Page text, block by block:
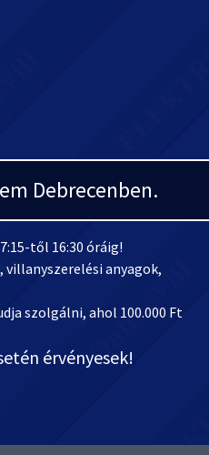
Debrecenben.
től 16:30 óráig!
anyagok,
szolgálni, ahol 100.000 Ft
érvényesek!